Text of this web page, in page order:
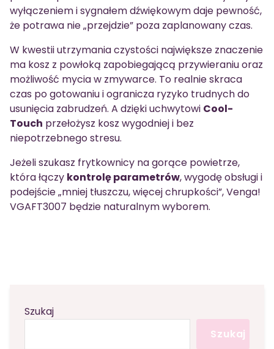
wyłączeniem i sygnałem dźwiękowym daje pewność,
że potrawa nie „przejdzie” poza zaplanowany czas.
W kwestii utrzymania czystości największe znaczenie
ma kosz z powłoką zapobiegającą przywieraniu oraz
możliwość mycia w zmywarce. To realnie skraca
czas po gotowaniu i ogranicza ryzyko trudnych do
usunięcia zabrudzeń. A dzięki uchwytowi Cool-
Touch przełożysz kosz wygodniej i bez
niepotrzebnego stresu.
Jeżeli szukasz frytkownicy na gorące powietrze,
która łączy kontrolę parametrów, wygodę obsługi i
podejście „mniej tłuszczu, więcej chrupkości”, Venga!
VGAFT3007 będzie naturalnym wyborem.
Szukaj
Szukaj